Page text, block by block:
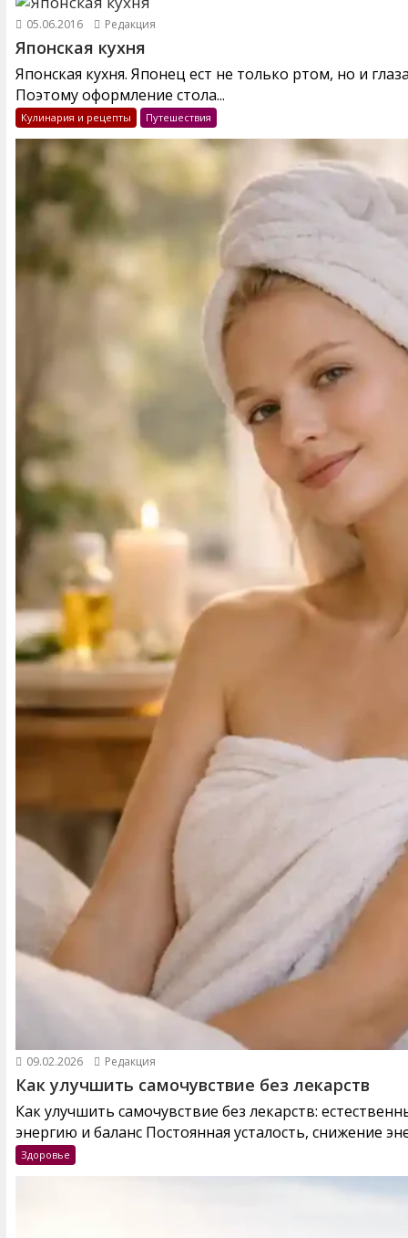
05.06.2016 Редакция
Японская кухня
Японская кухня. Японец ест не только ртом, но и
Поэтому оформление стола...
Кулинария и рецепты Путешествия
09.02.2026 Редакция
Как улучшить самочувствие без лекарств
Как улучшить самочувствие без лекарств:
энергию и баланс Постоянная усталость, снижение
Здоровье